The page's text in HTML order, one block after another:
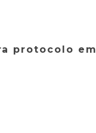
protocolo em